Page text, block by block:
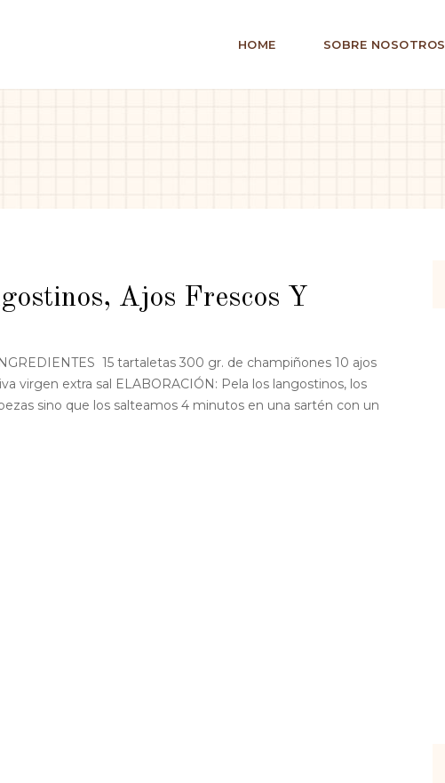
HOME SOBRE NOSOTROS
Ajos Frescos Y
15 tartaletas 300 gr. de champiñones 10 ajos
virgen extra sal ELABORACIÓN: Pela los langostinos, los
sino que los salteamos 4 minutos en una sartén con un